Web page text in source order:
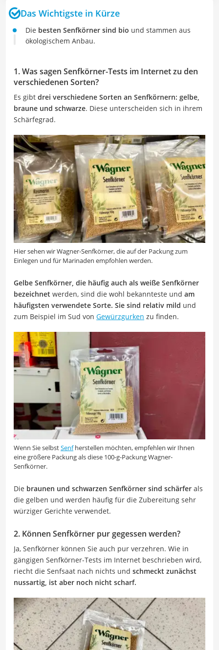
Das Wichtigste in Kürze
Die besten Senfkörner sind bio und stammen aus
ökologischem Anbau.
1. Was sagen Senfkörner-Tests im Internet zu den
verschiedenen Sorten?
Es gibt drei verschiedene Sorten an Senfkörnern: gelbe,
braune und schwarze. Diese unterscheiden sich in ihrem
Schärfegrad.
Hier sehen wir Wagner-Senfkörner, die auf der Packung zum
Einlegen und für Marinaden empfohlen werden.
Gelbe Senfkörner, die häufig auch als weiße Senfkörner
bezeichnet werden, sind die wohl bekannteste und am
häufigsten verwendete Sorte. Sie sind relativ mild und
zum Beispiel im Sud von Gewürzgurken zu finden.
Wenn Sie selbstSenfherstellen möchten, empfehlen wir Ihnen
eine größere Packung als diese 100-g-Packung Wagner-
Senfkörner.
Die braunen und schwarzen Senfkörner sind schärfer als
die gelben und werden häufig für die Zubereitung sehr
würziger Gerichte verwendet.
2. Können Senfkörner pur gegessen werden?
Ja, Senfkörner können Sie auch pur verzehren. Wie in
gängigen Senfkörner-Tests im Internet beschrieben wird,
riecht die Senfsaat nach nichts und schmeckt zunächst
nussartig, ist aber noch nicht scharf.